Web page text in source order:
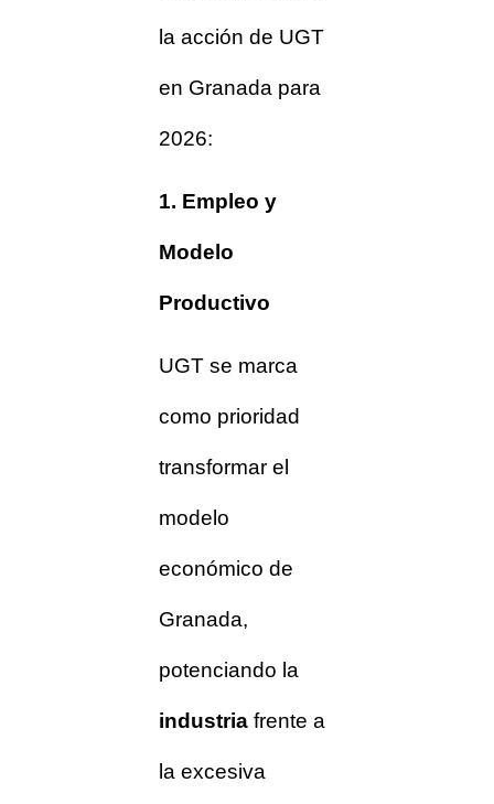
la acción de UGT
en Granada para
2026:
1. Empleo y
Modelo
Productivo
UGT se marca
como prioridad
transformar el
modelo
económico de
Granada,
potenciando la
industria frente a
la excesiva